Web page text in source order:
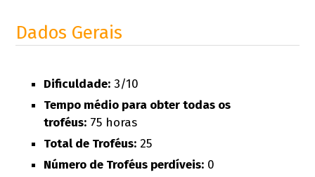
Dados Gerais
Dificuldade: 3/10
Tempo médio para obter todas os
troféus: 75 horas
Total de Troféus: 25
Número de Troféus perdíveis: 0